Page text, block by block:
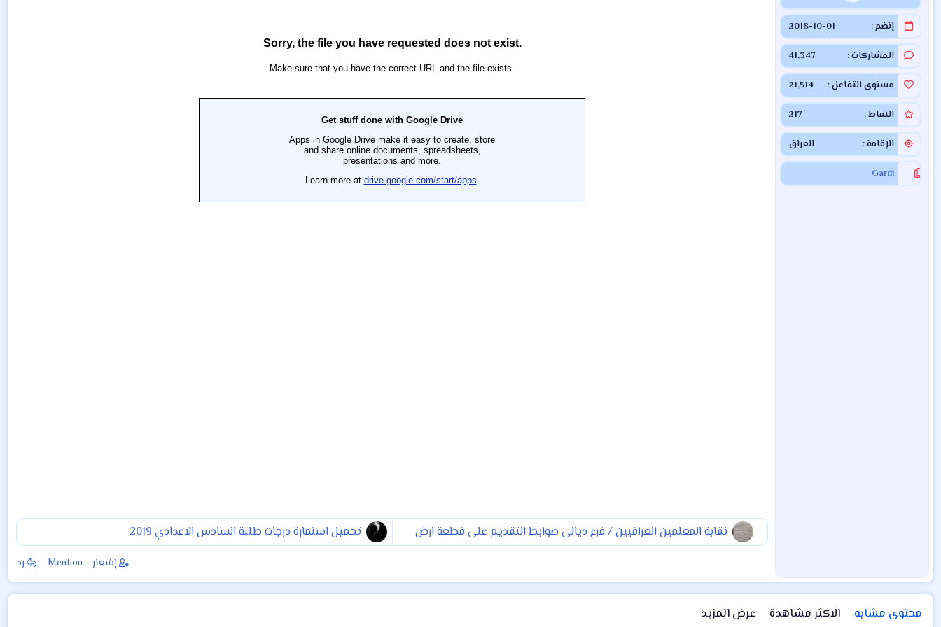
إنضم 2018-10-01
المشاركات 41,347
مستوى التفاعل 21,514
النقاط 217
الإقامة العراق
Gardi
نقابة المعلمين العراقيين / فرع ديالى ضوابط التقديم على قطعة ارض تحميل استمارة درجات طلبة السادس الاعدادي 2019
إشعار - Mention رد
محتوى مشابه الاكثر مشاهدة
عرض المزيد